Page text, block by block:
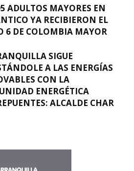
ADULTOS MAYORES EN
YA RECIBIERON EL
6 DE COLOMBIA MAYOR
SIGUE
A LAS ENERGÍAS
CON LA
ENERGÉTICA
ALCALDE CHAR